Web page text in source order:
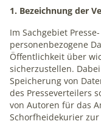
1. Bezeichnung der
Im Sachgebiet
personenbezogene
Öffentlichkeit über
sicherzustellen.
Speicherung von
des Presseverteilers
von Autoren für das
Schorfheidekurier zur
Anbieter:
matomo.org
Zweck:
Cookies zum
Einstellungen